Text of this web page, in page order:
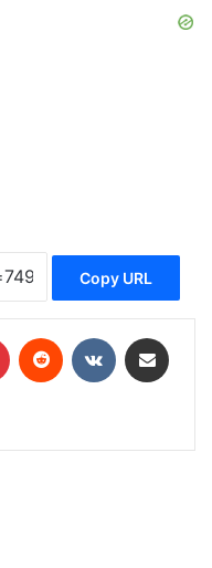
Copy URL
Pinterest Reddit VKontakte